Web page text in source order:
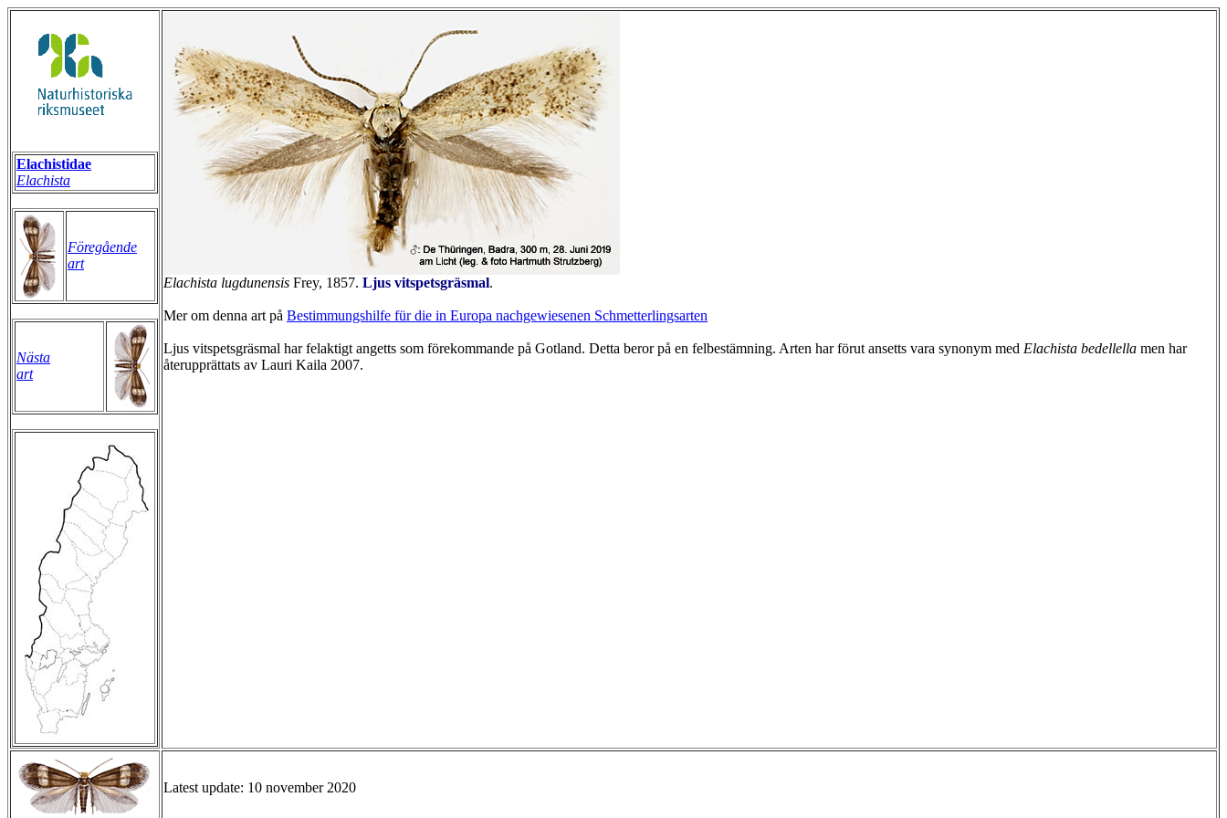
Elachistidae
Elachista
Föregående
art
Nästa
art
Elachista lugdunensis Frey, 1857. Ljus vitspetsgräsmal.
Mer om denna art på Bestimmungshilfe für die in Europa nachgewiesenen Schmetterlingsarten
Ljus vitspetsgräsmal har felaktigt angetts som förekommande på Gotland. Detta beror på en felbestämning. Arten har förut ansetts vara synonym med Elachista bedellella men har
återupprättats av Lauri Kaila 2007.
Latest update: 10 november 2020